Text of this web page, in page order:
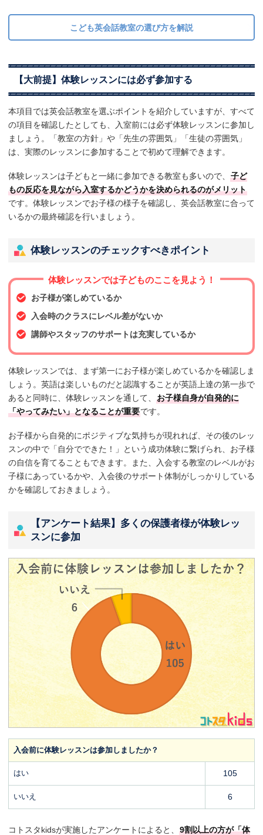
こども英会話教室の選び方を解説
【大前提】体験レッスンには必ず参加する
本項目では英会話教室を選ぶポイントを紹介していますが、すべて
の項目を確認したとしても、入室前には必ず体験レッスンに参加し
ましょう。「教室の方針」や「先生の雰囲気」「生徒の雰囲気」
は、実際のレッスンに参加することで初めて理解できます。
体験レッスンは子どもと一緒に参加できる教室も多いので、 子ど
もの反応を見ながら入室するかどうかを決められるのがメリット
です。体験レッスンでお子様の様子を確認し、英会話教室に合って
いるかの最終確認を行いましょう。
体験レッスンのチェックすべきポイント
体験レッスンでは子どものここを見よう！
お子様が楽しめているか
入会時のクラスにレベル差がないか
講師やスタッフのサポートは充実しているか
体験レッスンでは、まず第一にお子様が楽しめているかを確認しま
しょう。英語は楽しいものだと認識することが英語上達の第一歩で
あると同時に、体験レッスンを通して、 お子様自身が自発的に
「やってみたい」となることが重要です。
お子様から自発的にポジティブな気持ちが現れれば、その後のレッ
スンの中で「自分でできた！」という成功体験に繋げられ、お子様
の自信を育てることもできます。また、入会する教室のレベルがお
子様にあっているかや、入会後のサポート体制がしっかりしている
かを確認しておきましょう。
【アンケート結果】多くの保護者様が体験レッ
スンに参加
入会前に体験レッスンは参加しましたか？
はい 105
いいえ 6
コトスタkidsが実施したアンケートによると、 9割以上の方が「体